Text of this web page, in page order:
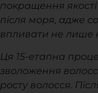
покращення
після моря, адже
впливати не лише
Ця 15-етапна
зволоження
росту волосся.